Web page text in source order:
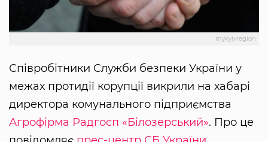
mykyivregion
Співробітники Служби безпеки України у
межах протидії корупції викрили на хабарі
директора комунального підприємства
Агрофірма Радгосп «Білозерський». Про це